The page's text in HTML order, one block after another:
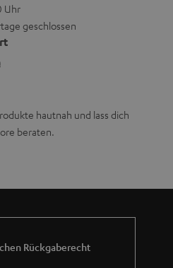
Uhr
geschlossen
hautnah und lass dich
beraten.
Rückgaberecht